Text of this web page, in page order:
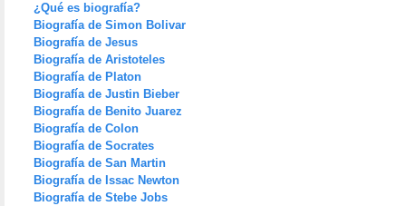
¿Qué es biografía?
Biografía de Simon Bolivar
Biografía de Jesus
Biografía de Aristoteles
Biografía de Platon
Biografía de Justin Bieber
Biografía de Benito Juarez
Biografía de Colon
Biografía de Socrates
Biografía de San Martin
Biografía de Issac Newton
Biografía de Stebe Jobs